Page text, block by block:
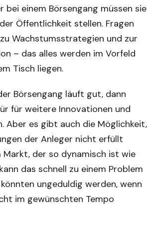
bei einem Börsengang müssen sie
Öffentlichkeit stellen. Fragen
Wachstumsstrategien und zur
– das alles werden im Vorfeld
Tisch liegen.
Börsengang läuft gut, dann
für weitere Innovationen und
Aber es gibt auch die Möglichkeit,
der Anleger nicht erfüllt
Markt, der so dynamisch ist wie
das schnell zu einem Problem
ungeduldig werden, wenn
im gewünschten Tempo